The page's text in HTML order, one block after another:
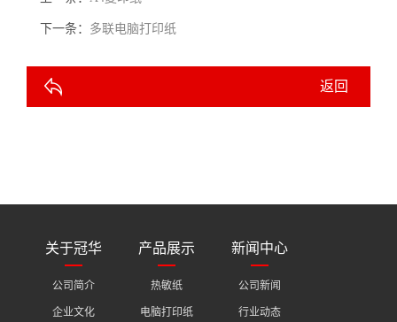
下一条： 多联电脑打印纸
返回
关于冠华
公司简介
企业文化
产品展示
热敏纸
电脑打印纸
新闻中心
公司新闻
行业动态